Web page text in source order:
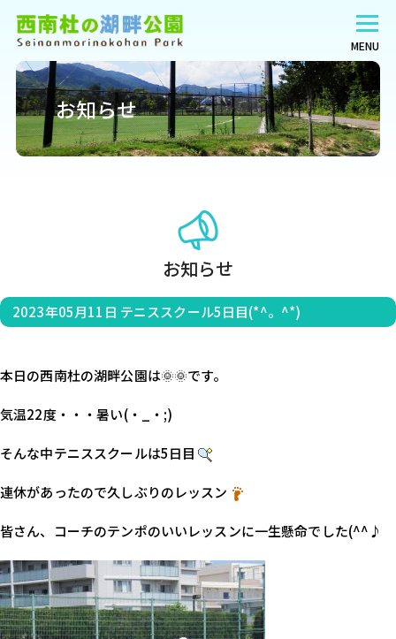
MENU
お知らせ
お知らせ
2023年05月11日 テニススクール5日目(*^。^*)
本日の西南杜の湖畔公園は🌞🌞です。
気温22度・・・暑い(・_・;)
そんな中テニススクールは5日目
連休があったので久しぶりのレッスン
皆さん、コーチのテンポのいいレッスンに一生懸命でした(^^♪